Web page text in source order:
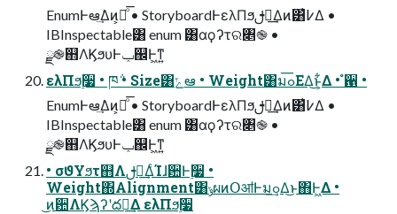
EnumͰఆٛ͢Δͷ͕ྑͦ͞͏ • StoryboardͰελΠϧࢦఆ͢Δͷ͸߇͑Δ •
IBInspectable͸ enum ͸αϙʔτର৅֎ •
ྫ֎஋ΛϏϧυͰݕ஌Ͱ͖ͳ͍
ελΠϧ࣮૷ • ཁ݅ • Size͸ݻఆ • Weight͸มߋ͞ΕΔ͜ͱ͕͋Δ • ํ਑ •
EnumͰఆٛ͢Δͷ͕ྑͦ͞͏ • StoryboardͰελΠϧࢦఆ͢Δͷ͸߇͑Δ •
IBInspectable͸ enum ͸αϙʔτର৅֎ •
ྫ֎஋ΛϏϧυͰݕ஌Ͱ͖ͳ͍
• σϑΥϧτ஋Λࢦఆ͢ΔͨΊɺؔ਺Ͱ࣮૷ •
Weight΍Alignment͸ݸผͷՕॴͰมߋ͢Δ͜ͱ΋Ͱ͖Δ •
͜ͷؔ਺ΛϏϡʔʹద༻͢Δ ελΠϧ࣮૷